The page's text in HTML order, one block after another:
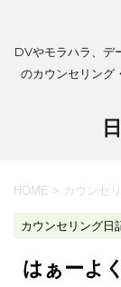
DVやモラハラ、デ
のカウンセリング
HOME > カウンセ
カウンセリング日
はぁーよ